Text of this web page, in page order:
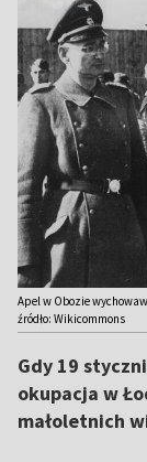
Apel w Obozie
źródło: Wikicommons
Gdy 19
okupacja w
małoletnich